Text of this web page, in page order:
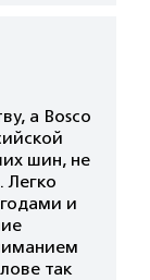
а Bosco
шин, не
Легко
и
так